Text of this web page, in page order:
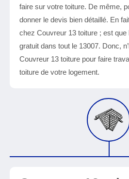
faire sur votre toiture. De même,
donner le devis bien détaillé. En
chez Couvreur 13 toiture ; est que
gratuit dans tout le 13007. Donc,
Couvreur 13 toiture pour faire
toiture de votre logement.